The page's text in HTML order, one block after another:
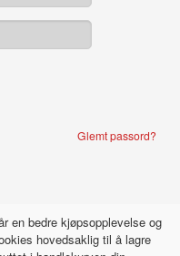
Glemt passord?
en bedre kjøpsopplevelse og
hovedsaklig til å lagre